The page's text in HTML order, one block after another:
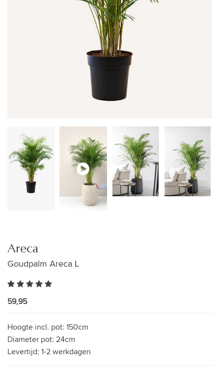
Areca
Goudpalm Areca L
59,95
Hoogte incl. pot: 150cm
Diameter pot: 24cm
Levertijd: 1-2 werkdagen